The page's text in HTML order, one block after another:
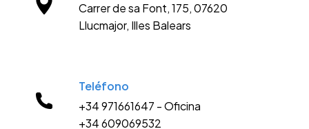
Carrer de sa Font, 175, 07620
Llucmajor, Illes Balears
Teléfono
+34 971661647 - Oficina
+34 609069532